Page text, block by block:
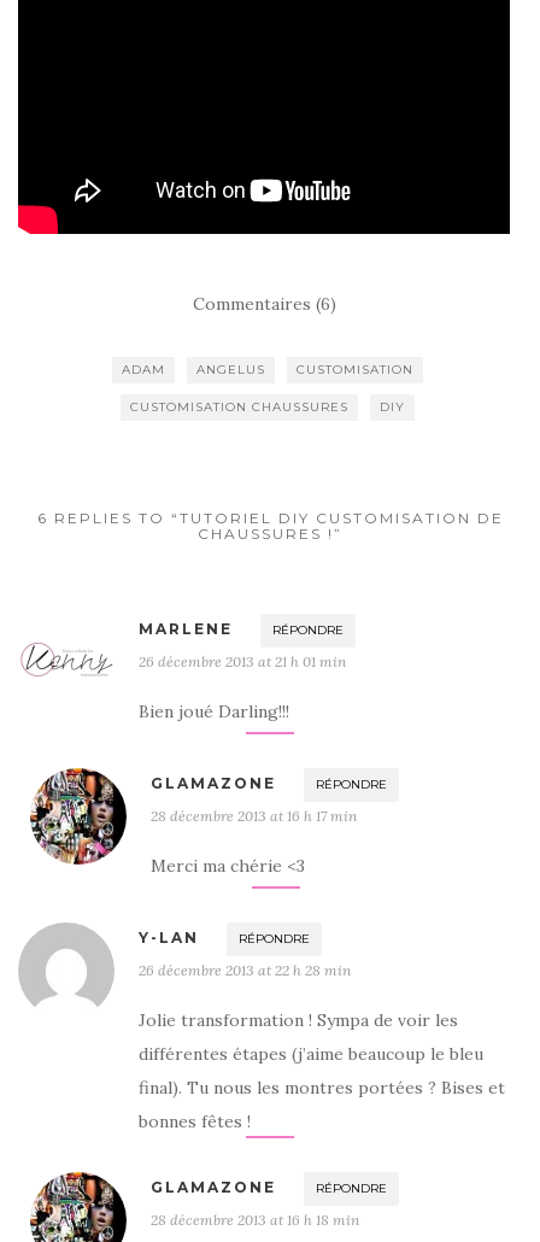
Commentaires (6)
ADAM ANGELUS CUSTOMISATION
CUSTOMISATION CHAUSSURES DIY
6 REPLIES TO “TUTORIEL DIY CUSTOMISATION DE
CHAUSSURES !”
MARLENE RÉPONDRE
26 décembre 2013 at 21 h 01 min
Bien joué Darling!!!
GLAMAZONE RÉPONDRE
28 décembre 2013 at 16 h 17 min
Merci ma chérie <3
Y-LAN RÉPONDRE
26 décembre 2013 at 22 h 28 min
Jolie transformation ! Sympa de voir les
différentes étapes (j’aime beaucoup le bleu
final). Tu nous les montres portées ? Bises et
bonnes fêtes !
GLAMAZONE RÉPONDRE
28 décembre 2013 at 16 h 18 min